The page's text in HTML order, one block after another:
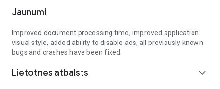
Jaunumi
Improved document processing time, improved application
visual style, added ability to disable ads, all previously known
bugs and crashes have been fixed.
Lietotnes atbalsts expand_more